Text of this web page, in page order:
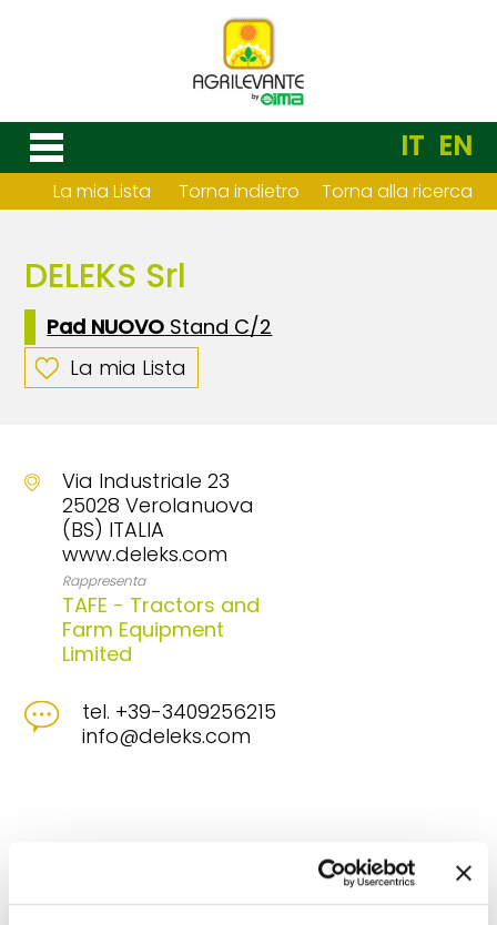
IT EN
La mia Lista Torna indietro Torna alla ricerca
DELEKS Srl
Pad NUOVO Stand C/2
La mia Lista
Via Industriale 23
25028 Verolanuova
(BS) ITALIA
www.deleks.com
Rappresenta
TAFE - Tractors and
Farm Equipment
Limited
tel. +39-3409256215
info@deleks.com
Pale caricatrici agricole
Pinze